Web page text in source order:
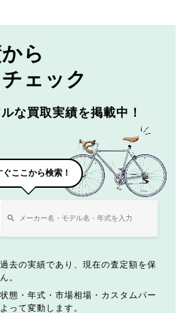
ら
ェック
な買取実績を掲載中！
ぐここから検索！
去の実績であり、現在の査定額を保
。
態・年式・市場相場・カスタムパー
って変動します。